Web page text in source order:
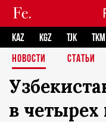
KAZ KGZ TJK TKM
НОВОСТИ
СТАТЬИ
в четырех